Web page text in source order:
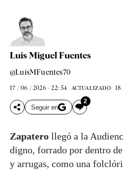
Luis Miguel Fuentes
@LuisMFuentes70
17 / 06 / 2026 - 22: 54 ACTUALIZADO
Seguir en
2
Zapatero llegó a la
digno, forrado por dentro
y arrugas, como una